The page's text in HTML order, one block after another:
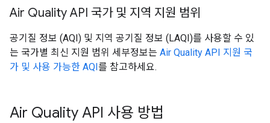
Air Quality API 국가 및 지역 지원 범위
공기질 정보 (AQI) 및 지역 공기질 정보 (LAQI)를 사용할 수 있
는 국가별 최신 지원 범위 세부정보는 Air Quality API 지원 국
가 및 사용 가능한 AQI를 참고하세요.
Air Quality API 사용 방법